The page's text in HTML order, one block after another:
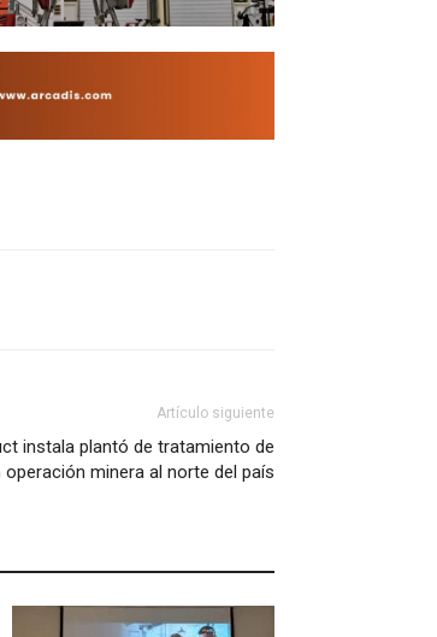
Artículo siguiente
instala plantó de tratamiento de
operación minera al norte del país